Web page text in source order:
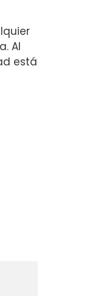
Al
está